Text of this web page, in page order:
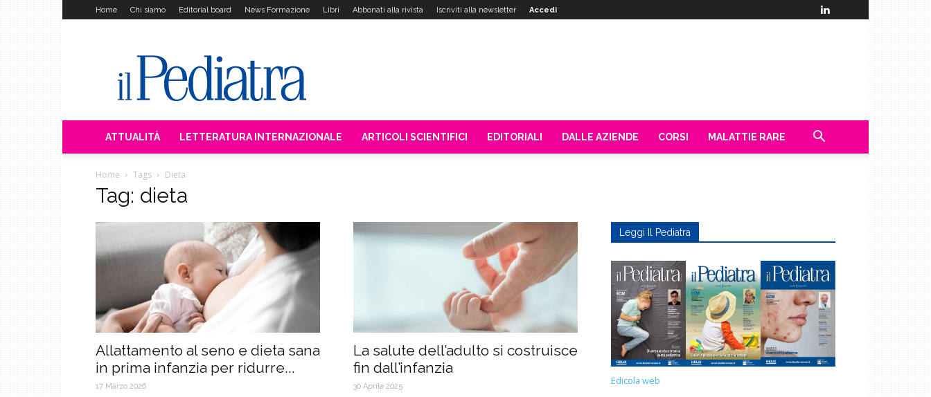
Home Chi siamo Editorial board News Formazione Libri Abbonati alla rivista Iscriviti alla newsletter Accedi
Pediatra
ATTUALITÀ LETTERATURA INTERNAZIONALE ARTICOLI SCIENTIFICI EDITORIALI DALLE AZIENDE CORSI MALATTIE RARE
Home Tags Dieta
Tag: dieta
Allattamento al seno e dieta sana
in prima infanzia per ridurre...
17 Marzo 2026
La salute dell’adulto si costruisce
fin dall’infanzia
30 Aprile 2025
Leggi Il Pediatra
Edicola web